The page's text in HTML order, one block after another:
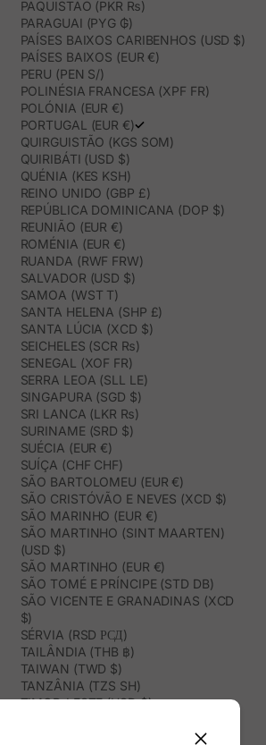
PAQUISTÃO (PKR ₨)
PARAGUAI (PYG ₲)
PAÍSES BAIXOS CARIBENHOS (USD $)
PAÍSES BAIXOS (EUR €)
PERU (PEN S/)
POLINÉSIA FRANCESA (XPF FR)
POLÓNIA (EUR €)
PORTUGAL (EUR €)
QUIRGUISTÃO (KGS SOM)
QUIRIBÁTI (USD $)
QUÉNIA (KES KSH)
REINO UNIDO (GBP £)
REPÚBLICA DOMINICANA (DOP $)
REUNIÃO (EUR €)
ROMÉNIA (EUR €)
RUANDA (RWF FRW)
SALVADOR (USD $)
SAMOA (WST T)
SANTA HELENA (SHP £)
SANTA LÚCIA (XCD $)
SEICHELES (SCR ₨)
SENEGAL (XOF FR)
SERRA LEOA (SLL LE)
SINGAPURA (SGD $)
SRI LANCA (LKR ₨)
SURINAME (SRD $)
SUÉCIA (EUR €)
SUÍÇA (CHF CHF)
SÃO BARTOLOMEU (EUR €)
SÃO CRISTÓVÃO E NEVES (XCD $)
SÃO MARINHO (EUR €)
SÃO MARTINHO (SINT MAARTEN)
(USD $)
SÃO MARTINHO (EUR €)
SÃO TOMÉ E PRÍNCIPE (STD DB)
SÃO VICENTE E GRANADINAS (XCD
$)
SÉRVIA (RSD РСД)
TAILÂNDIA (THB ฿)
TAIWAN (TWD $)
TANZÂNIA (TZS SH)
TIMOR-LESTE (USD $)